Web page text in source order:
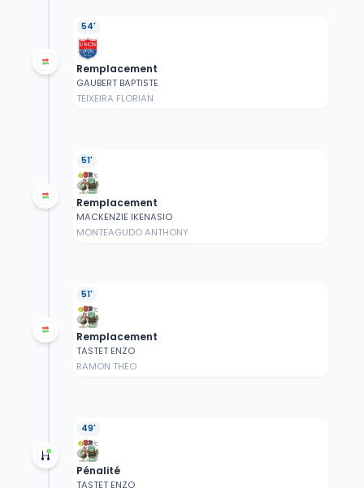
54'
Remplacement
GAUBERT BAPTISTE
TEIXEIRA FLORIAN
51'
Remplacement
MACKENZIE IKENASIO
MONTEAGUDO ANTHONY
51'
Remplacement
TASTET ENZO
RAMON THEO
49'
Pénalité
TASTET ENZO